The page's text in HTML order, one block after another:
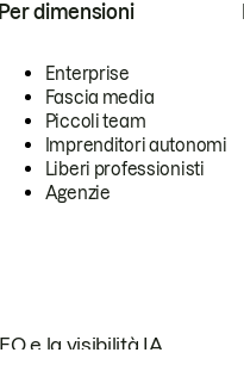
Per dimensioni
Enterprise
Fascia media
Piccoli team
Imprenditori autonomi
Liberi professionisti
Agenzie
e la visibilità IA.